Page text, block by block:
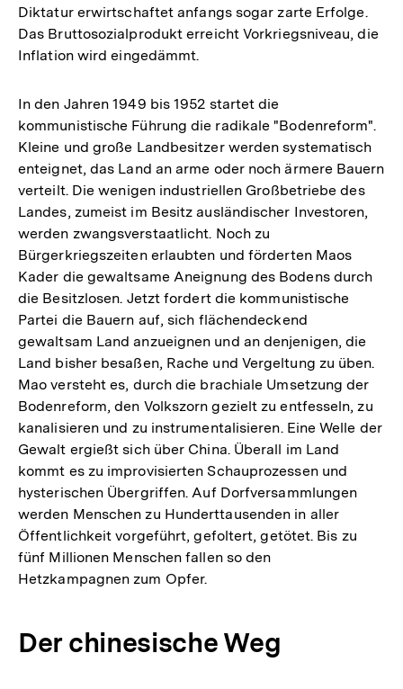
Diktatur erwirtschaftet anfangs sogar zarte Erfolge.
Das Bruttosozialprodukt erreicht Vorkriegsniveau, die
Inflation wird eingedämmt.
In den Jahren 1949 bis 1952 startet die
kommunistische Führung die radikale "Bodenreform".
Kleine und große Landbesitzer werden systematisch
enteignet, das Land an arme oder noch ärmere Bauern
verteilt. Die wenigen industriellen Großbetriebe des
Landes, zumeist im Besitz ausländischer Investoren,
werden zwangsverstaatlicht. Noch zu
Bürgerkriegszeiten erlaubten und förderten Maos
Kader die gewaltsame Aneignung des Bodens durch
die Besitzlosen. Jetzt fordert die kommunistische
Partei die Bauern auf, sich flächendeckend
gewaltsam Land anzueignen und an denjenigen, die
Land bisher besaßen, Rache und Vergeltung zu üben.
Mao versteht es, durch die brachiale Umsetzung der
Bodenreform, den Volkszorn gezielt zu entfesseln, zu
kanalisieren und zu instrumentalisieren. Eine Welle der
Gewalt ergießt sich über China. Überall im Land
kommt es zu improvisierten Schauprozessen und
hysterischen Übergriffen. Auf Dorfversammlungen
werden Menschen zu Hunderttausenden in aller
Öffentlichkeit vorgeführt, gefoltert, getötet. Bis zu
fünf Millionen Menschen fallen so den
Hetzkampagnen zum Opfer.
Der chinesische Weg